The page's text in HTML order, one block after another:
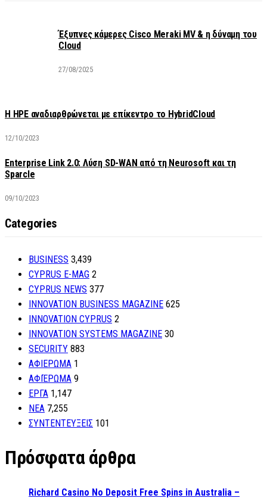
Έξυπνες κάμερες Cisco Meraki MV & η δύναμη του
Cloud
27/08/2025
H HPE αναδιαρθρώνεται με επίκεντρο το HybridCloud
12/10/2023
Enterprise Link 2.0: Λύση SD-WAN από τη Neurosoft και τη
Sparcle
09/10/2023
Categories
BUSINESS 3,439
CYPRUS E-MAG 2
CYPRUS NEWS 377
INNOVATION BUSINESS MAGAZINE 625
INNOVATION CYPRUS 2
INNOVATION SYSTEMS MAGAZINE 30
SECURITY 883
ΑΦΙΕΡΩΜΑ 1
ΑΦΙΈΡΩΜΑ 9
ΕΡΓΑ 1,147
ΝΕΑ 7,255
ΣΥΝΤΕΝΤΕΥΞΕΙΣ 101
Πρόσφατα άρθρα
Richard Casino No Deposit Free Spins in Australia –